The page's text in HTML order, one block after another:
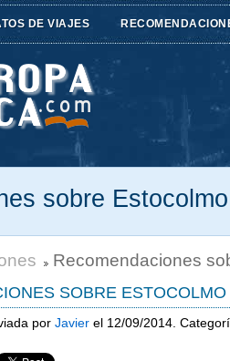
DE VIAJES
sobre
Recomendaciones
SOBRE ESTOCOLMO
por Javier el 12/09/2014.